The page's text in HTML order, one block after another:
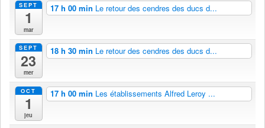
SEPT
1
mar
17 h 00 min Le retour des cendres des ducs d...
SEPT
23
mer
18 h 30 min Le retour des cendres des ducs d...
OCT
1
jeu
17 h 00 min Les établissements Alfred Leroy ...